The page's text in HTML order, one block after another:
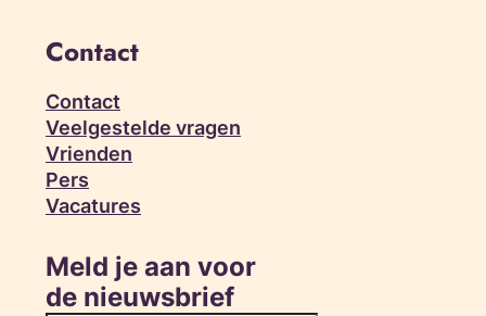
Contact
Contact
Veelgestelde vragen
Vrienden
Pers
Vacatures
Meld je aan voor
de nieuwsbrief